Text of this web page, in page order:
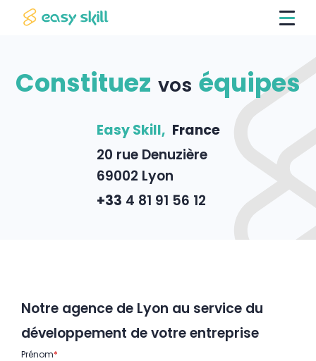
Constituez vos équipes
Easy Skill, France
20 rue Denuzière
69002 Lyon
+33 4 81 91 56 12
Notre agence de Lyon au service du
développement de votre entreprise
Prénom*